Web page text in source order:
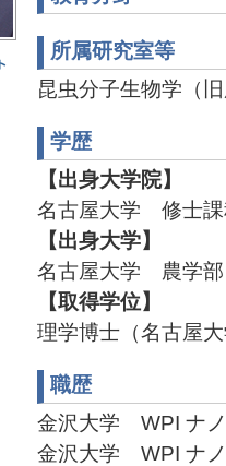
所属研究室等
昆虫分子生物学（
学歴
【出身大学院】
名古屋大学 修士
【出身大学】
名古屋大学 農学
【取得学位】
理学博士（名古屋
職歴
金沢大学 WPI ナ
金沢大学 WPI ナ